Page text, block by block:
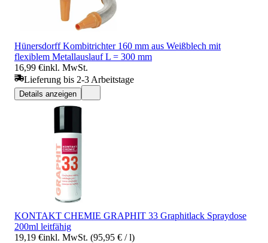
Hünersdorff Kombitrichter 160 mm aus Weißblech mit
flexiblem Metallauslauf L = 300 mm
16,99 €inkl. MwSt.
Lieferung bis 2-3 Arbeitstage
Details anzeigen
KONTAKT CHEMIE GRAPHIT 33 Graphitlack Spraydose
200ml leitfähig
19,19 €inkl. MwSt. (95,95 € / l)